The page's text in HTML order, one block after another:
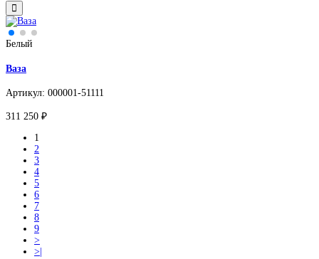
Белый
Ваза
Артикул: 000001-51111
311 250 ₽
1
2
3
4
5
6
7
8
9
>
>|